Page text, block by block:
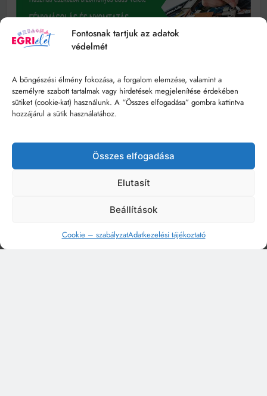
Fontosnak tartjuk az adatok
védelmét
A böngészési élmény fokozása, a forgalom elemzése, valamint a
személyre szabott tartalmak vagy hirdetések megjelenítése érdekében
sütiket (cookie-kat) használunk. A “Összes elfogadása” gombra kattintva
hozzájárul a sütik használatához.
Összes elfogadása
Elutasít
Beállítások
Cookie – szabályzatAdatkezelési tájékoztató